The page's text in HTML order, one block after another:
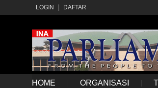
LOGIN DAFTAR
HOME ORGANISASI